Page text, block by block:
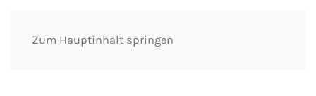
Zum Hauptinhalt springen